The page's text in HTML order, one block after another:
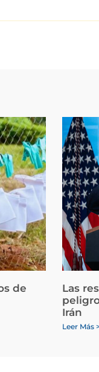
de
Las
Irán
Leer Más